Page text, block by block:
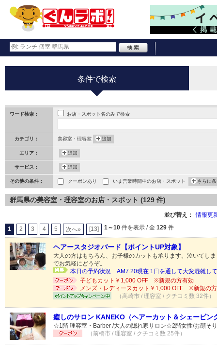
条件で検索
ワード検索： お店・スポット名のみで検索
カテゴリ： 美容室・理容室 追加
エリア： 追加
サービス： 追加
その他の条件： クーポンあり いま営業時間中のお店・スポット さらに
群馬県の美容室・理容室のお店・スポット (129 件)
並び替え： 情報更
1 2 3 4 5 次へ» [13] 1～10 件を表示 / 全 129 件
ヘアースタジオバード【ポイントUP対象】
大人の方はもちろん、お子様のカットも承ります。泣いてし
でお気軽にどうぞ。
本日の予約状況 AM7:20現在 1日を通して大変混雑し
子どもカット￥1,000 OFF ※新規の方有効
メンズ・レディースカット￥1,000 OFF ※新規の
（高崎市 / 理容室 / クチコミ数 32件）
癒しのサロン KANEKO（ヘアーカット＆シェービン
☆1階 理容室・Barber /大人の隠れ家サロン☆2階女性/お顔そ
（前橋市 / 理容室 / クチコミ数 25件）